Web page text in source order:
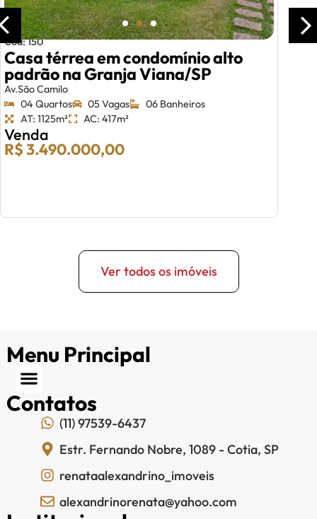
Charmosa casa estilo americano
com muito aconchego!
Shopping Granja Viana
04 Quartos
AT: 408m²
AC: 258m²
Venda
R$ 1.900.000,00
Ver todos os imóveis
Menu Principal
Contatos
(11) 97539-6437
Estr. Fernando Nobre, 1089 - Cotia, SP
renataalexandrino_imoveis
alexandrinorenata@yahoo.com